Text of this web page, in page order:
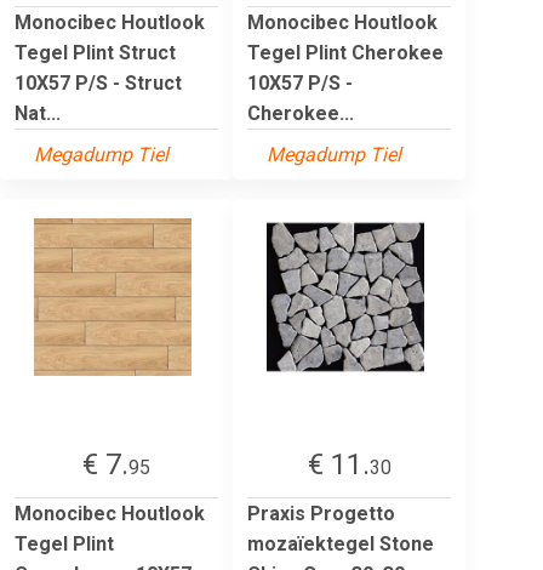
Monocibec Houtlook
Tegel Plint Struct
10X57 P/S - Struct
Nat...
Megadump Tiel
Monocibec Houtlook
Tegel Plint Cherokee
10X57 P/S -
Cherokee...
Megadump Tiel
€ 7.95
Monocibec Houtlook
Tegel Plint
€ 11.30
Praxis Progetto
mozaïektegel Stone